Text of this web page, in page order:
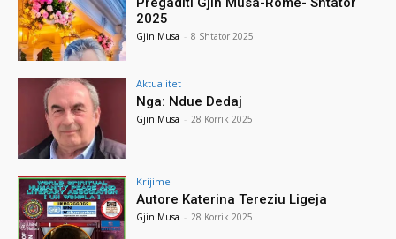
2025
Gjin Musa - 8 Shtator 2025
Aktualitet
Nga: Ndue Dedaj
Gjin Musa - 28 Korrik 2025
Krijime
Autore Katerina Tereziu Ligeja
Gjin Musa - 28 Korrik 2025